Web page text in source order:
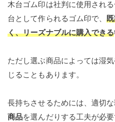
木台ゴム印は社判に使用され
台として作られるゴム印で、
く、リーズナブルに購入できる
ただし選ぶ商品によっては湿
じることもあります。
長持ちさせるためには、適切
商品を選んだりする工夫が必要